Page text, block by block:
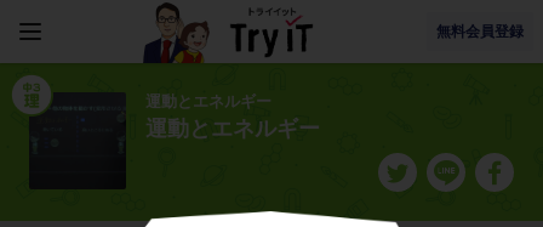
無料会員登録
運動とエネルギー
運動とエネルギー